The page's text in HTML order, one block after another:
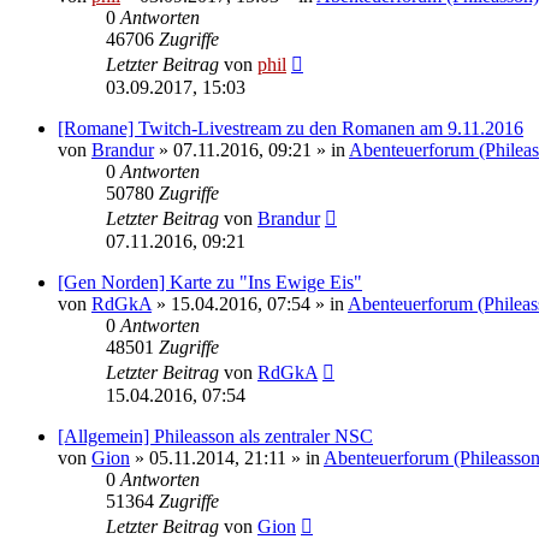
0 Antworten
46706 Zugriffe
Letzter Beitrag von phil
03.09.2017, 15:03
[Romane] Twitch-Livestream zu den Romanen am 9.11.2016
von Brandur» 07.11.2016, 09:21 » in Abenteuerforum
0 Antworten
50780 Zugriffe
Letzter Beitrag von Brandur
07.11.2016, 09:21
[Gen Norden] Karte zu "Ins Ewige Eis"
von RdGkA » 15.04.2016, 07:54 » in Abenteuerforum
0 Antworten
48501 Zugriffe
Letzter Beitrag von RdGkA
15.04.2016, 07:54
[Allgemein] Phileasson als zentraler NSC
von Gion » 05.11.2014, 21:11 » in Abenteuerforum
0 Antworten
51364 Zugriffe
Letzter Beitrag von Gion